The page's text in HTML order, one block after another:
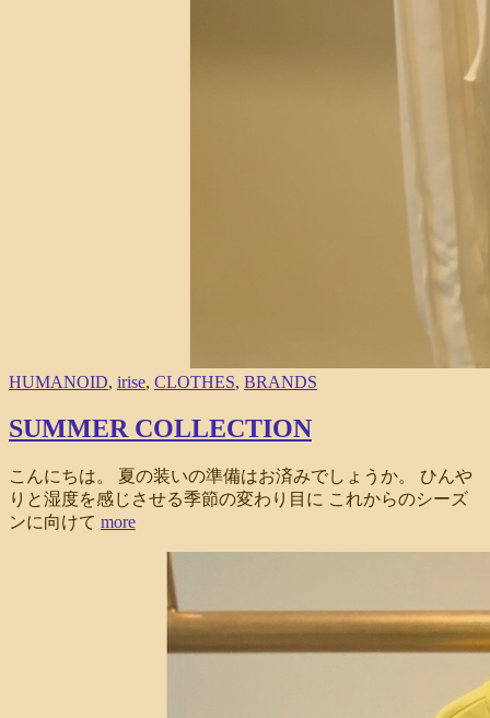
HUMANOID, irise, CLOTHES, BRANDS
SUMMER COLLECTION
こんにちは。 夏の装いの準備はお済みでしょうか。 ひんや
りと湿度を感じさせる季節の変わり目に これからのシーズ
ンに向けて more